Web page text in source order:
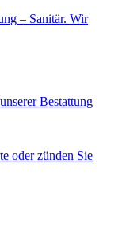
– Sanitär. Wir
Bestattung
oder zünden Sie